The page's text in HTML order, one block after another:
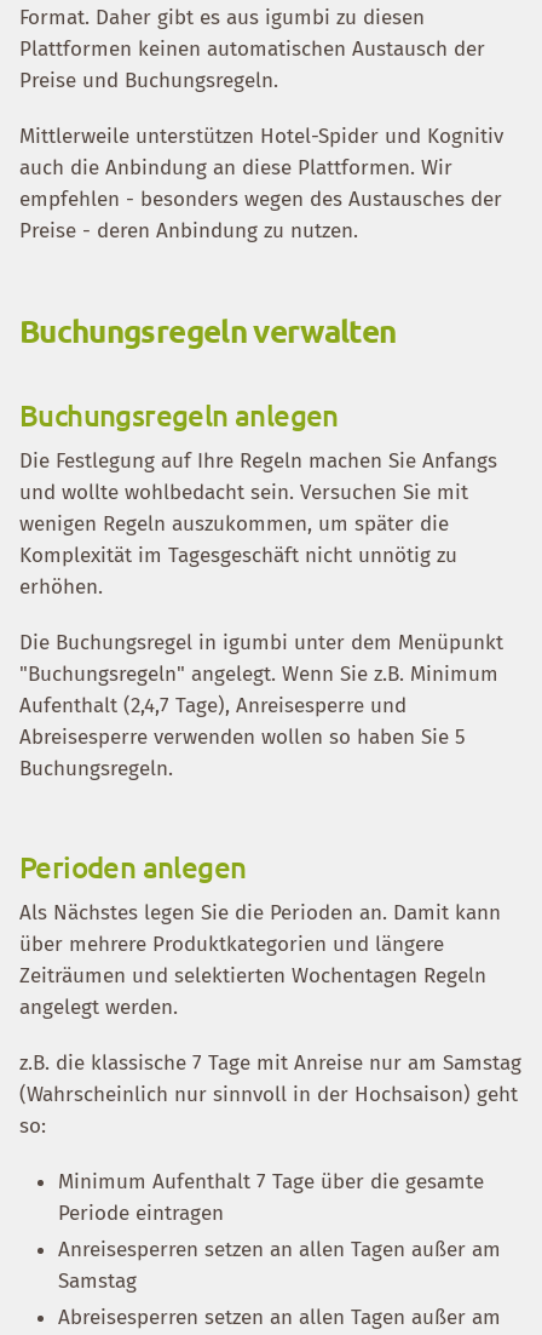
Format. Daher gibt es aus igumbi zu diesen
Plattformen keinen automatischen Austausch der
Preise und Buchungsregeln.
Mittlerweile unterstützen Hotel-Spider und Kognitiv
auch die Anbindung an diese Plattformen. Wir
empfehlen - besonders wegen des Austausches der
Preise - deren Anbindung zu nutzen.
Buchungsregeln verwalten
Buchungsregeln anlegen
Die Festlegung auf Ihre Regeln machen Sie Anfangs
und wollte wohlbedacht sein. Versuchen Sie mit
wenigen Regeln auszukommen, um später die
Komplexität im Tagesgeschäft nicht unnötig zu
erhöhen.
Die Buchungsregel in igumbi unter dem Menüpunkt
"Buchungsregeln" angelegt. Wenn Sie z.B. Minimum
Aufenthalt (2,4,7 Tage), Anreisesperre und
Abreisesperre verwenden wollen so haben Sie 5
Buchungsregeln.
Perioden anlegen
Als Nächstes legen Sie die Perioden an. Damit kann
über mehrere Produktkategorien und längere
Zeiträumen und selektierten Wochentagen Regeln
angelegt werden.
z.B. die klassische 7 Tage mit Anreise nur am Samstag
(Wahrscheinlich nur sinnvoll in der Hochsaison) geht
so:
Minimum Aufenthalt 7 Tage über die gesamte
Periode eintragen
Anreisesperren setzen an allen Tagen außer am
Samstag
Abreisesperren setzen an allen Tagen außer am